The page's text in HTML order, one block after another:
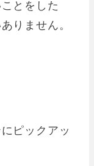
とをした
りません。
ピックアッ